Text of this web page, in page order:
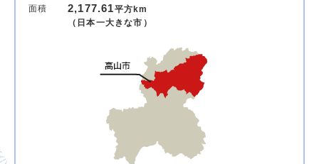
面積
2,177.61平方km
（日本一大きな市）